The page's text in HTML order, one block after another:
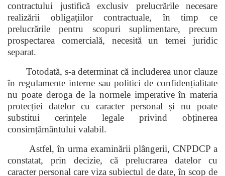
contractului justifică exclusiv prelucrările necesare
realizării obligațiilor contractuale, în timp ce
prelucrările pentru scopuri suplimentare, precum
prospectarea comercială, necesită un temei juridic
separat.
Totodată, s-a determinat că includerea unor clauze
în regulamente interne sau politici de confidențialitate
nu poate deroga de la normele imperative în materia
protecției datelor cu caracter personal și nu poate
substitui cerințele legale privind obținerea
consimțământului valabil.
Astfel, în urma examinării plângerii, CNPDCP a
constatat, prin decizie, că prelucrarea datelor cu
caracter personal care viza subiectul de date, în scop de